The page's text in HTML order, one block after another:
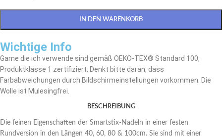
IN DEN WARENKORB
Wichtige Info
Garne die ich verwende sind gemäß OEKO-TEX® Standard 100,
Produktklasse 1 zertifiziert. Denkt bitte daran, dass
Farbabweichungen durch Bildschirmeinstellungen vorkommen. Die
Wolle ist Mulesingfrei.
BESCHREIBUNG
Die feinen Eigenschaften der Smartstix-Nadeln in einer festen
Rundversion in den Längen 40, 60, 80 & 100cm. Sie sind mit einer